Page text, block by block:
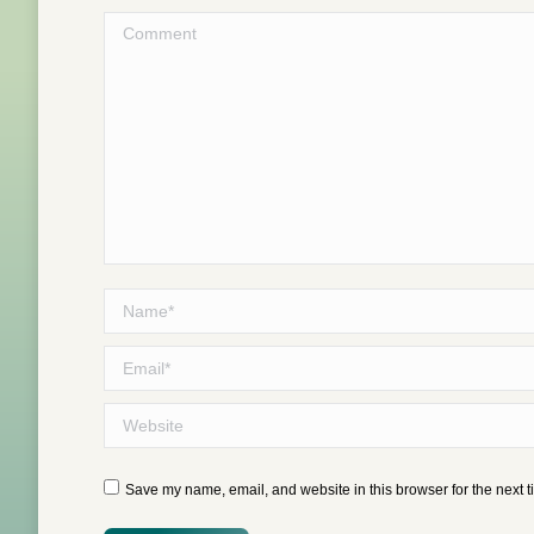
Comment
Name *
Email *
Website
Save my name, email, and website in this browser for the next